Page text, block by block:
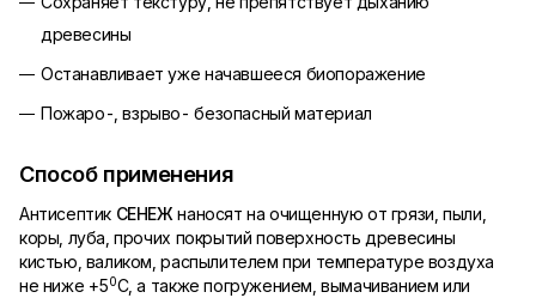
древесины
Останавливает уже начавшееся биопоражение
Пожаро-, взрыво- безопасный материал
Способ применения
Антисептик СЕНЕЖнаносят на очищенную от грязи, пыли,
коры, луба, прочих покрытий поверхность древесины
кистью, валиком, распылителем при температуре воздуха
не ниже +50С, а также погружением, вымачиванием или